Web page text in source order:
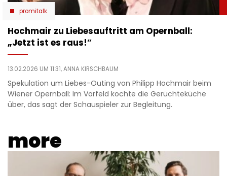
promitalk
Hochmair zu Liebesauftritt am Opernball:
„Jetzt ist es raus!”
13.02.2026 UM 11:31,ANNA KIRSCHBAUM
Spekulation um Liebes-Outing von Philipp Hochmair beim
Wiener Opernball: Im Vorfeld kochte die Gerüchteküche
über, das sagt der Schauspieler zur Begleitung.
more